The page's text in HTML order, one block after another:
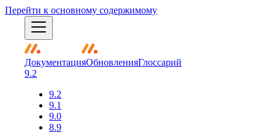
Перейти к основному содержимому
ДокументацияОбновленияГлоссарий
9.2
9.2
9.1
9.0
8.9